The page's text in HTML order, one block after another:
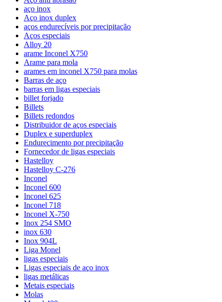
aço inox
Aço inox duplex
aços endurecíveis por precipitação
Aços especiais
Alloy 20
arame Inconel X750
Arame para mola
arames em inconel X750 para molas
Barras de aço
barras em ligas especiais
billet forjado
Billets
Billets redondos
Distribuidor de aços especiais
Duplex e superduplex
Endurecimento por precipitação
Fornecedor de ligas especiais
Hastelloy
Hastelloy C-276
Inconel
Inconel 600
Inconel 625
Inconel 718
Inconel X-750
Inox 254 SMO
inox 630
Inox 904L
Liga Monel
ligas especiais
Ligas especiais de aço inox
ligas metálicas
Metais especiais
Molas